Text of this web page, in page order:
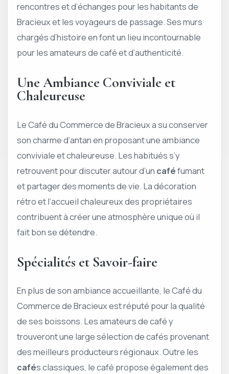
rencontres et d’échanges pour les habitants de
Bracieux et les voyageurs de passage. Ses murs
chargés d’histoire en font un lieu incontournable
pour les amateurs de café et d’authenticité.
Une Ambiance Conviviale et
Chaleureuse
Le Café du Commerce de Bracieux a su conserver
son charme d’antan en proposant une ambiance
conviviale et chaleureuse. Les habitués s’y
retrouvent pour discuter autour d’un caféfumant
et partager des moments de vie. La décoration
rétro et l’accueil chaleureux des propriétaires
contribuent à créer une atmosphère unique où il
fait bon se détendre.
Spécialités et Savoir-faire
En plus de son ambiance accueillante, le Café du
Commerce de Bracieux est réputé pour la qualité
de ses boissons. Les amateurs de café y
trouveront une large sélection de cafés provenant
des meilleurs producteurs régionaux. Outre les
cafés classiques, le café propose également des